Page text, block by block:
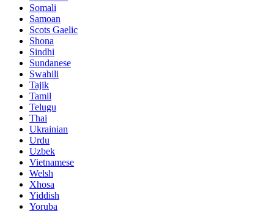
Somali
Samoan
Scots Gaelic
Shona
Sindhi
Sundanese
Swahili
Tajik
Tamil
Telugu
Thai
Ukrainian
Urdu
Uzbek
Vietnamese
Welsh
Xhosa
Yiddish
Yoruba